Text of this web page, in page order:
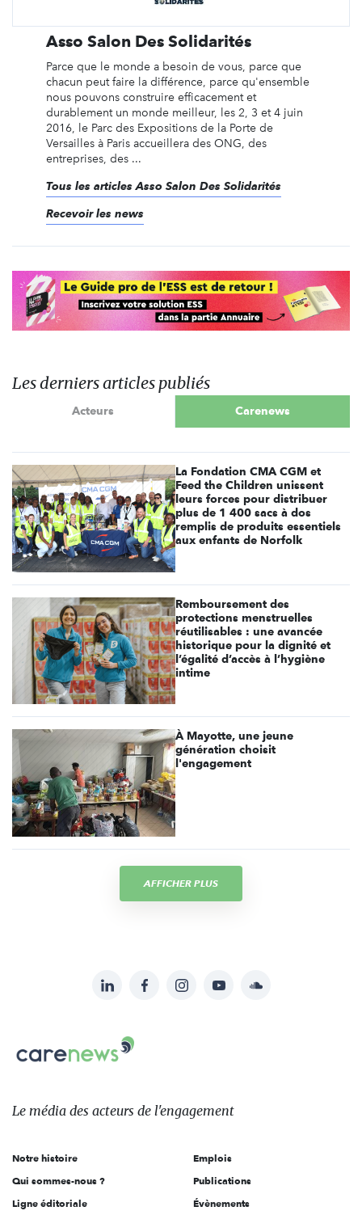
Asso Salon Des Solidarités
Parce que le monde a besoin de vous, parce que
chacun peut faire la différence, parce qu'ensemble
nous pouvons construire efficacement et
durablement un monde meilleur, les 2, 3 et 4 juin
2016, le Parc des Expositions de la Porte de
Versailles à Paris accueillera des ONG, des
entreprises, des ...
Tous les articles Asso Salon Des Solidarités
Recevoir les news
Les derniers articles publiés
Acteurs Carenews
La Fondation CMA CGM et
Feed the Children unissent
leurs forces pour distribuer
plus de 1 400 sacs à dos
remplis de produits essentiels
aux enfants de Norfolk
Remboursement des
protections menstruelles
réutilisables : une avancée
historique pour la dignité et
l’égalité d’accès à l’hygiène
intime
À Mayotte, une jeune
génération choisit
l'engagement
AFFICHER PLUS
sur:
LinkedInFacebookInstagramYouTubeSoundcloud
Carenews,
Le
des
l'engagement
Le média des acteurs de l'engagement
Notre histoire
Qui sommes-nous ?
Ligne éditoriale
Emplois
Publications
Évènements